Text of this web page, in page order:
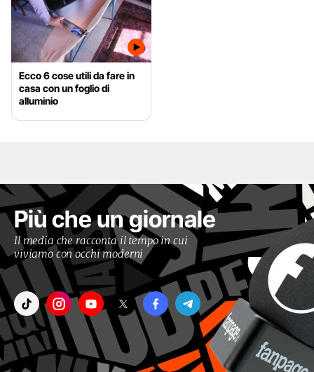
Ecco 6 cose utili da fare in
casa con un foglio di
alluminio
Più che un giornale
Il media che racconta il tempo in cui
viviamo con occhi moderni